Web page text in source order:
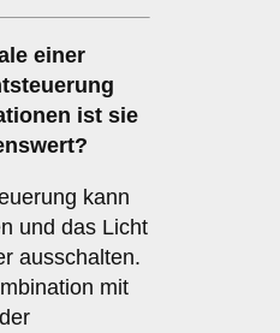
einer
ist sie
kann
und das Licht
ausschalten.
mit